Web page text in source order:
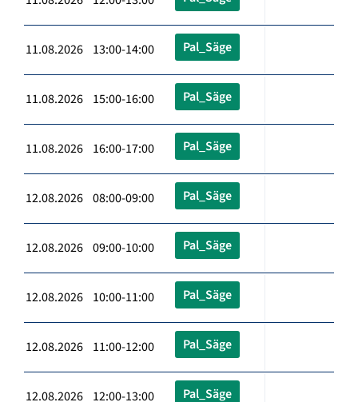
11.08.2026 13:00-14:00 Pal_Säge
11.08.2026 15:00-16:00 Pal_Säge
11.08.2026 16:00-17:00 Pal_Säge
12.08.2026 08:00-09:00 Pal_Säge
12.08.2026 09:00-10:00 Pal_Säge
12.08.2026 10:00-11:00 Pal_Säge
12.08.2026 11:00-12:00 Pal_Säge
12.08.2026 12:00-13:00 Pal_Säge